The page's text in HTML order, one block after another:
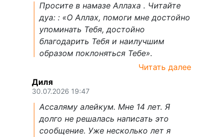
Просите в намазе Аллаха . Читайте
дуа: : «О Аллах, помоги мне достойно
упоминать Тебя, достойно
благодарить Тебя и наилучшим
образом поклоняться Тебе».
Читать далее
Диля
30.07.2026 19:47
Ассаляму алейкум. Мне 14 лет. Я
долго не решалась написать это
сообщение. Уже несколько лет я